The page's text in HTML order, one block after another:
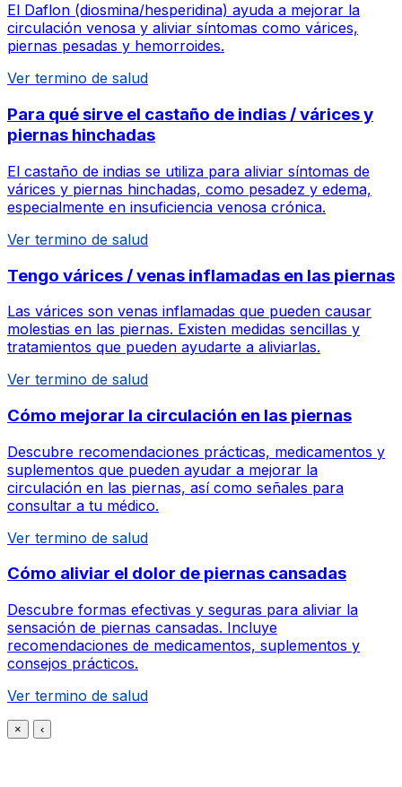
El Daflon (diosmina/hesperidina) ayuda a mejorar la
circulación venosa y aliviar síntomas como várices,
piernas pesadas y hemorroides.
Ver termino de salud
Para qué sirve el castaño de indias / várices y
piernas hinchadas
El castaño de indias se utiliza para aliviar síntomas de
várices y piernas hinchadas, como pesadez y edema,
especialmente en insuficiencia venosa crónica.
Ver termino de salud
Tengo várices / venas inflamadas en las piernas
Las várices son venas inflamadas que pueden causar
molestias en las piernas. Existen medidas sencillas y
tratamientos que pueden ayudarte a aliviarlas.
Ver termino de salud
Cómo mejorar la circulación en las piernas
Descubre recomendaciones prácticas, medicamentos y
suplementos que pueden ayudar a mejorar la
circulación en las piernas, así como señales para
consultar a tu médico.
Ver termino de salud
Cómo aliviar el dolor de piernas cansadas
Descubre formas efectivas y seguras para aliviar la
sensación de piernas cansadas. Incluye
recomendaciones de medicamentos, suplementos y
consejos prácticos.
Ver termino de salud
× ‹